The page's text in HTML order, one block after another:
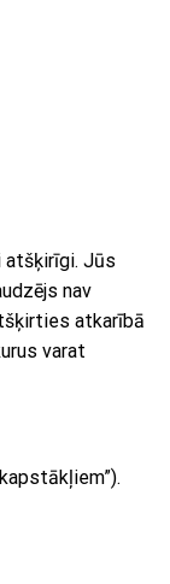
atšķirīgi. Jūs
nav
atkarībā
varat